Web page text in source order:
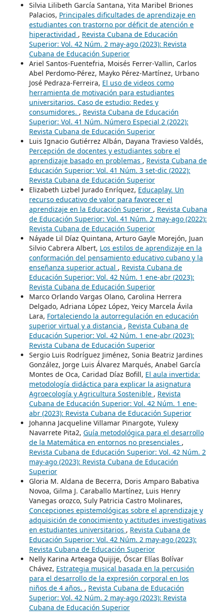
Silvia Lilibeth García Santana, Yita Maribel Briones
Palacios, Principales dificultades de aprendizaje en
estudiantes con trastorno por déficit de atención e
hiperactividad , Revista Cubana de Educación
Superior: Vol. 42 Núm. 2 may-ago (2023): Revista
Cubana de Educación Superior
Ariel Santos-Fuentefria, Moisés Ferrer-Vallin, Carlos
Abel Perdomo-Pérez, Mayko Pérez-Martínez, Urbano
José Pedraza-Ferreira, El uso de videos como
herramienta de motivación para estudiantes
universitarios. Caso de estudio: Redes y
consumidores. , Revista Cubana de Educación
Superior: Vol. 41 Núm. Número Especial 2 (2022):
Revista Cubana de Educación Superior
Luis Ignacio Gutiérrez Albán, Dayana Travieso Valdés,
Percepción de docentes y estudiantes sobre el
aprendizaje basado en problemas , Revista Cubana de
Educación Superior: Vol. 41 Núm. 3 set-dic (2022):
Revista Cubana de Educación Superior
Elizabeth Lizbel Jurado Enríquez, Educaplay. Un
recurso educativo de valor para favorecer el
aprendizaje en la Educación Superior , Revista Cubana
de Educación Superior: Vol. 41 Núm. 2 may-ago (2022):
Revista Cubana de Educación Superior
Náyade Lil Díaz Quintana, Arturo Gayle Morejón, Juan
Silvio Cabrera Albert, Los estilos de aprendizaje en la
conformación del pensamiento educativo cubano y la
enseñanza superior actual , Revista Cubana de
Educación Superior: Vol. 42 Núm. 1 ene-abr (2023):
Revista Cubana de Educación Superior
Marco Orlando Vargas Olano, Carolina Herrera
Delgado, Adriana López López, Yeicy Marcela Ávila
Lara, Fortaleciendo la autorregulación en educación
superior virtual y a distancia , Revista Cubana de
Educación Superior: Vol. 42 Núm. 1 ene-abr (2023):
Revista Cubana de Educación Superior
Sergio Luis Rodríguez Jiménez, Sonia Beatriz Jardines
González, Jorge Luis Álvarez Marqués, Anabel García
Montes de Oca, Caridad Díaz Bofill, El aula invertida:
metodología didáctica para explicar la asignatura
Agroecología y Agricultura Sostenible , Revista
Cubana de Educación Superior: Vol. 42 Núm. 1 ene-
abr (2023): Revista Cubana de Educación Superior
Johanna Jacqueline Villamar Pinargote, Yulexy
Navarrete Pita2, Guía metodológica para el desarrollo
de la Matemática en entornos no presenciales ,
Revista Cubana de Educación Superior: Vol. 42 Núm. 2
may-ago (2023): Revista Cubana de Educación
Superior
Gloria M. Aldana de Becerra, Doris Amparo Babativa
Novoa, Gilma J. Caraballo Martínez, Luis Henry
Vanegas orozco, Suly Patricia Castro Molinares,
Concepciones epistemológicas sobre el aprendizaje y
adquisición de conocimiento y actitudes investigativas
en estudiantes universitarios , Revista Cubana de
Educación Superior: Vol. 42 Núm. 2 may-ago (2023):
Revista Cubana de Educación Superior
Nelly Karina Arteaga Quijije, Óscar Elías Bolívar
Chávez, Estrategia musical basada en la percusión
para el desarrollo de la expresión corporal en los
niños de 4 años. , Revista Cubana de Educación
Superior: Vol. 42 Núm. 2 may-ago (2023): Revista
Cubana de Educación Superior